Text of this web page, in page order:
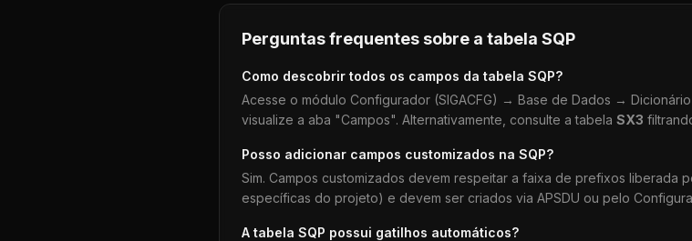
Perguntas frequentes sobre a tabela SQP
Como descobrir todos os campos da tabela SQP?
Acesse o módulo Configurador (SIGACFG) → Base de Dados →
visualize a aba "Campos". Alternativamente, consulte a tabela SX3
Posso adicionar campos customizados na SQP?
Sim. Campos customizados devem respeitar a faixa de prefixos liberada
específicas do projeto) e devem ser criados via APSDU ou pelo
A tabela SQP possui gatilhos automáticos?